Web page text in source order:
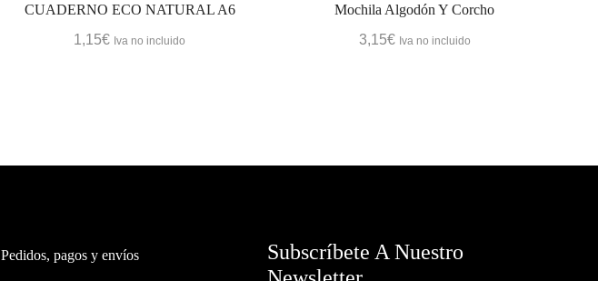
CUADERNO ECO NATURAL A6
1,15€ Iva no incluido
Mochila Algodón Y Corcho
3,15€ Iva no incluido
Pedidos, pagos y envíos
Subscríbete A Nuestro